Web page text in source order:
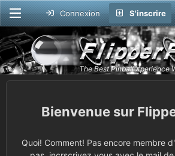
Connexion S'inscrire
Quoi! Comment! Pas encore membre